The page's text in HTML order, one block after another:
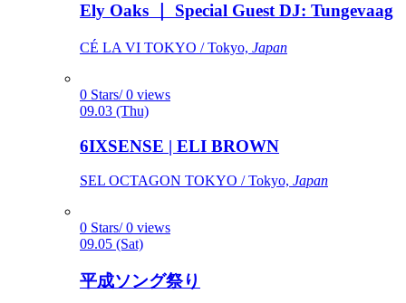
Ely Oaks ｜ Special Guest DJ: Tungevaag
CÉ LA VI TOKYO / Tokyo, Japan
0 Stars/ 0 views
09.03 (Thu)
6IXSENSE | ELI BROWN
SEL OCTAGON TOKYO / Tokyo, Japan
0 Stars/ 0 views
09.05 (Sat)
平成ソング祭り